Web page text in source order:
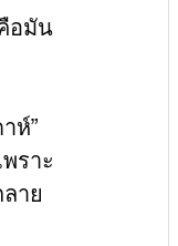
อมัน
ห์”
ราะ
าย